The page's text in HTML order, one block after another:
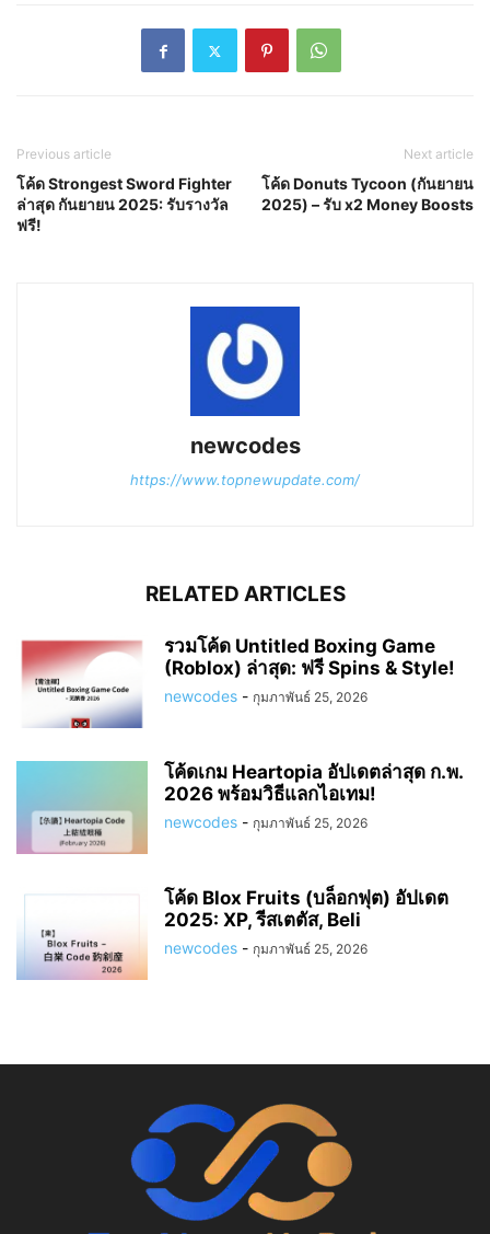
Previous article
โค้ด Strongest Sword Fighter
ล่าสุด กันยายน 2025: รับรางวัล
ฟรี!
Next article
โค้ด Donuts Tycoon (กันยายน
2025) – รับ x2 Money Boosts
newcodes
https://www.topnewupdate.com/
RELATED ARTICLES
รวมโค้ด Untitled Boxing Game
(Roblox) ล่าสุด: ฟรี Spins & Style!
newcodes - กุมภาพันธ์ 25, 2026
โค้ดเกม Heartopia อัปเดตล่าสุด ก.พ.
2026 พร้อมวิธีแลกไอเทม!
newcodes - กุมภาพันธ์ 25, 2026
โค้ด Blox Fruits (บล็อกฟุต) อัปเดต
2025: XP, รีสเตตัส, Beli
newcodes - กุมภาพันธ์ 25, 2026